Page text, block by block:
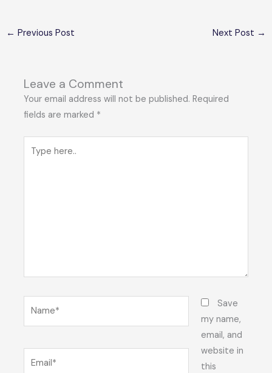
← Previous Post Next Post →
Leave a Comment
Your email address will not be published. Required
fields are marked *
here..
Save
my name,
email, and
website in
this